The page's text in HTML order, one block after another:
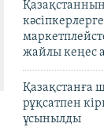
жайлы кеңес
Қазақстанға
рұқсатпен
ұсынылды